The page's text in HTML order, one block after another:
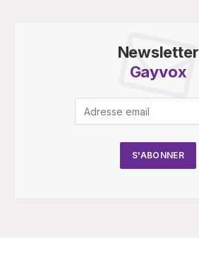
Newsletter
Gayvox